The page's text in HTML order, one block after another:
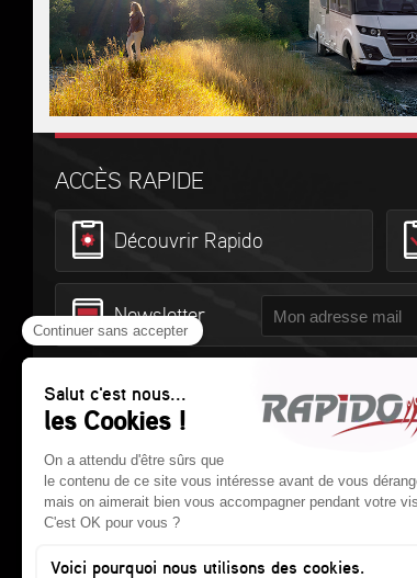
i66M TRUMA i66M ALDE i96M
i96M ALDE i166M i196M
ACCÈS RAPIDE
Découvrir Rapido
Newsletter
© RAPIDO Camping-cars
414 rue des Perrouins
CS 20019 - 53101 MAYENNE Cedex